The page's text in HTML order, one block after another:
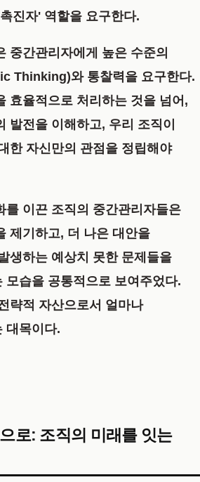
진자' 역할을 요구한다.
중간관리자에게 높은 수준의
Thinking)와 통찰력을 요구한다.
효율적으로 처리하는 것을 넘어,
발전을 이해하고, 우리 조직이
한 자신만의 관점을 정립해야
를 이끈 조직의 중간관리자들은
제기하고, 더 나은 대안을
생하는 예상치 못한 문제들을
모습을 공통적으로 보여주었다.
략적 자산으로서 얼마나
대목이다.
로: 조직의 미래를 잇는